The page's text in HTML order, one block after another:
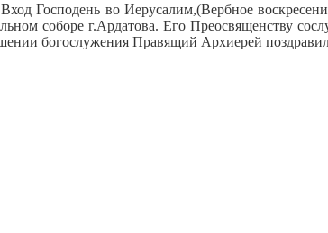
Вход Господень во Иерусалим,(Вербное
соборе г.Ардатова. Его Преосвященству
богослужения Правящий Архиерей